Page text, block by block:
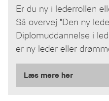
Er du ny i lederrollen
Så overvej "Den ny
Diplomuddannelse i
er ny leder eller
Læs mere her